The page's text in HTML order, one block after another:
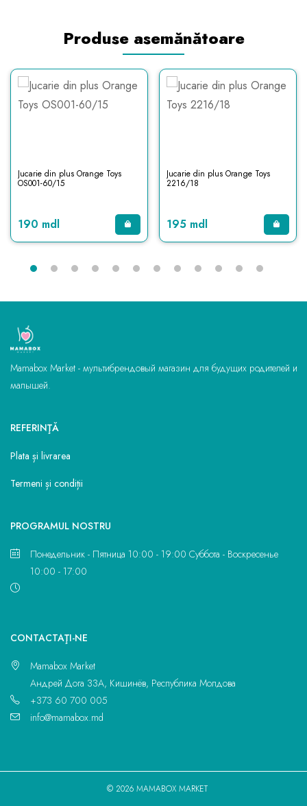
Produse asemănătoare
Jucarie din plus Orange Toys
OS001-60/15
190 mdl
Jucarie din plus Orange Toys
2216/18
195 mdl
Mamabox Market - мультибрендовый магазин для будущих родителей и
малышей.
REFERINŢĂ
Plata și livrarea
Termeni și condiții
PROGRAMUL NOSTRU
Понедельник - Пятница 10:00 - 19:00 Суббота - Воскресенье
10:00 - 17:00
CONTACTAŢI-NE
Mamabox Market
Андрей Дога 33A, Кишинёв, Республика Молдова
+373 60 700 005
info@mamabox.md
© 2026 MAMABOX MARKET